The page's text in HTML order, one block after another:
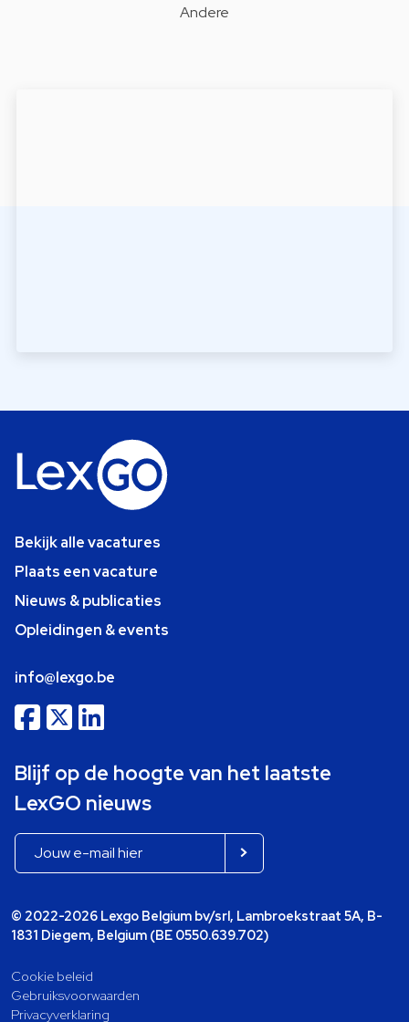
Andere
Bekijk alle vacatures
Plaats een vacature
Nieuws & publicaties
Opleidingen & events
info@lexgo.be
Blijf op de hoogte van het laatste
LexGO nieuws
© 2022-2026 Lexgo Belgium bv/srl, Lambroekstraat 5A, B-
1831 Diegem, Belgium (BE 0550.639.702)
Cookie beleid
Gebruiksvoorwaarden
Privacyverklaring